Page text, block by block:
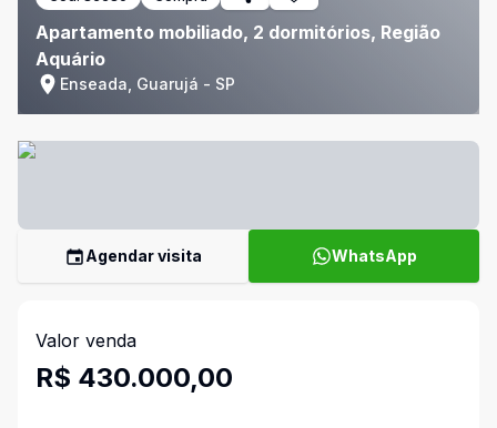
Apartamento mobiliado, 2 dormitórios, Região
Aquário
Enseada, Guarujá - SP
Agendar visita WhatsApp
Valor venda
R$ 430.000,00